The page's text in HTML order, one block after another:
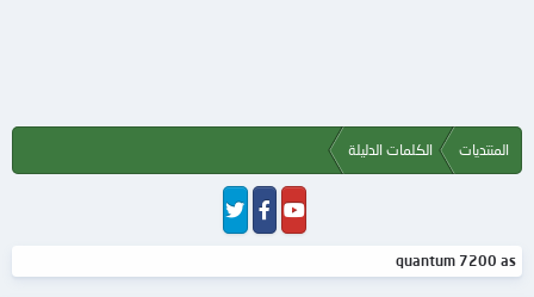
المنتديات الكلمات الدليلة
quantum 7200 as